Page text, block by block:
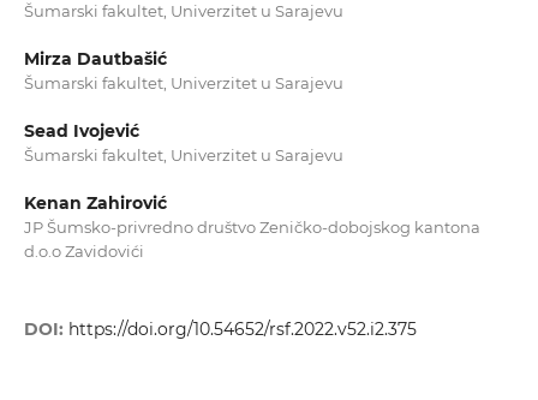
Šumarski fakultet, Univerzitet u Sarajevu
Mirza Dautbašić
Šumarski fakultet, Univerzitet u Sarajevu
Sead Ivojević
Šumarski fakultet, Univerzitet u Sarajevu
Kenan Zahirović
JP Šumsko-privredno društvo Zeničko-dobojskog kantona
d.o.o Zavidovići
DOI: https://doi.org/10.54652/rsf.2022.v52.i2.375